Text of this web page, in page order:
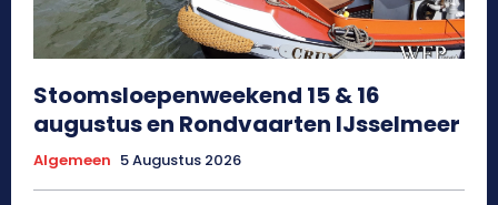
Stoomsloepenweekend 15 & 16
augustus en Rondvaarten IJsselmeer
Algemeen 5 Augustus 2026